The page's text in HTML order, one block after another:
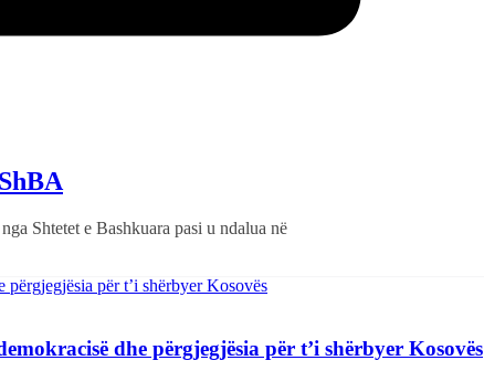
Shtetet e Bashkuara pasi u ndalua në
dhe përgjegjësia për t’i shërbyer Kosovës